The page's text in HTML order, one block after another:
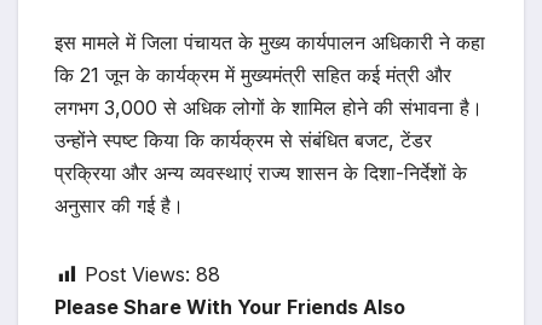
इस मामले में जिला पंचायत के मुख्य कार्यपालन अधिकारी ने कहा
कि 21 जून के कार्यक्रम में मुख्यमंत्री सहित कई मंत्री और
लगभग 3,000 से अधिक लोगों के शामिल होने की संभावना है।
उन्होंने स्पष्ट किया कि कार्यक्रम से संबंधित बजट, टेंडर
प्रक्रिया और अन्य व्यवस्थाएं राज्य शासन के दिशा-निर्देशों के
अनुसार की गई है।
Post Views: 88
Please Share With Your Friends Also